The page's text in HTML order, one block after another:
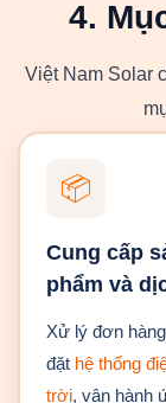
4.
Việt Nam Solar
📦
Cung cấp
phẩm và
Xử lý đơn
đặt hệ thống
trời, vận hành